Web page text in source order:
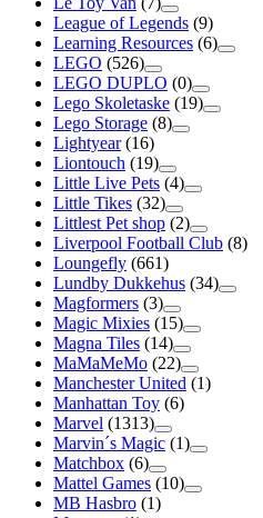
League of Legends (9)
Learning Resources (6)
LEGO (526)
LEGO DUPLO (0)
Lego Skoletaske (19)
Lego Storage (8)
Lightyear (16)
Liontouch (19)
Little Live Pets (4)
Little Tikes (32)
Littlest Pet shop (2)
Liverpool Football Club (8)
Loungefly (661)
Lundby Dukkehus (34)
Magformers (3)
Magic Mixies (15)
Magna Tiles (14)
MaMaMeMo (22)
Manchester United (1)
Manhattan Toy (6)
Marvel (1313)
Marvin´s Magic (1)
Matchbox (6)
Mattel Games (10)
MB Hasbro (1)